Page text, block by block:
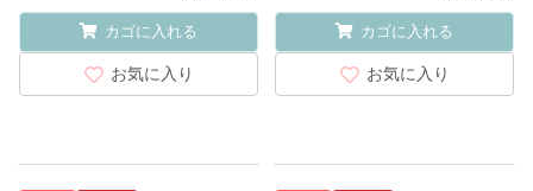
カゴに入れる
お気に入り
カゴに入れる
お気に入り